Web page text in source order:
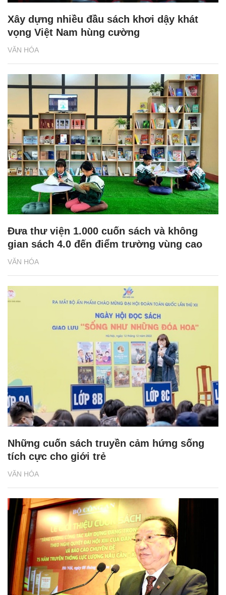
VĂN HÓA
Xây dựng nhiều đầu sách khơi dậy khát
vọng Việt Nam hùng cường
VĂN HÓA
Đưa thư viện 1.000 cuốn sách và không
gian sách 4.0 đến điểm trường vùng cao
VĂN HÓA
Những cuốn sách truyền cảm hứng sống
tích cực cho giới trẻ